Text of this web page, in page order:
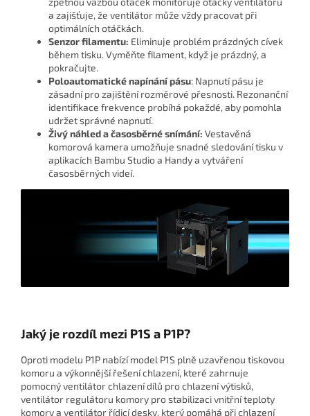
a zajišťuje, že ventilátor může vždy pracovat při
optimálních otáčkách.
Senzor filamentu: Eliminuje problém prázdných cívek
během tisku. Vyměňte filament, když je prázdný, a
pokračujte.
Poloautomatické napínání pásu: Napnutí pásu je
zásadní pro zajištění rozměrové přesnosti. Rezonanční
identifikace frekvence probíhá pokaždé, aby pomohla
udržet správné napnutí.
Živý náhled a časosběrné snímání: Vestavěná
komorová kamera umožňuje snadné sledování tisku v
aplikacích Bambu Studio a Handy a vytváření
časosběrných videí.
Jaký je rozdíl mezi P1S a P1P?
Oproti modelu P1P nabízí model P1S plně uzavřenou tiskovou
komoru a výkonnější řešení chlazení, které zahrnuje
pomocný ventilátor chlazení dílů pro chlazení výtisků,
ventilátor regulátoru komory pro stabilizaci vnitřní teploty
komory a ventilátor řídicí desky, který pomáhá při chlazení